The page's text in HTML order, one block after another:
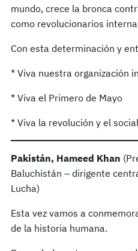
mundo, crece la bronca
como revolucionarios
Con esta determinación y
* Viva nuestra organización
* Viva el Primero de Mayo
* Viva la revolución y el
Pakistán, Hameed Khan
Baluchistán – dirigente
Lucha)
Esta vez vamos a
de la historia humana.